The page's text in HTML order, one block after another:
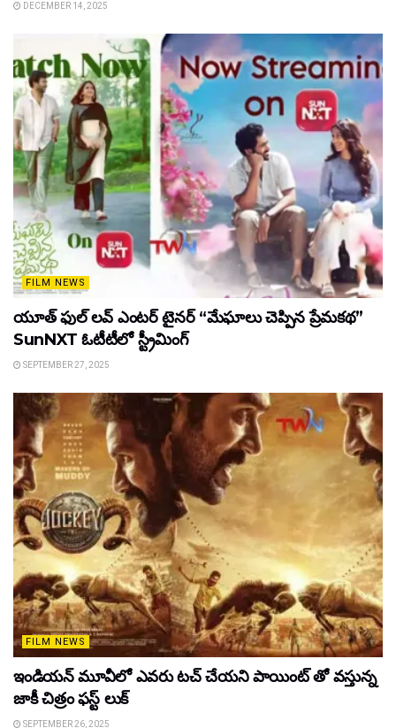
DECEMBER 14, 2025
FILM NEWS
యూత్ ఫుల్ లవ్ ఎంటర్ టైనర్ “మేఘాలు చెప్పిన ప్రేమకథ”
SunNXT ఓటీటీలో స్ట్రీమింగ్
SEPTEMBER 27, 2025
FILM NEWS
ఇండియన్ మూవీలో ఎవరు టచ్ చేయని పాయింట్ తో వస్తున్న
జాకీ చిత్రం ఫస్ట్ లుక్
SEPTEMBER 26, 2025